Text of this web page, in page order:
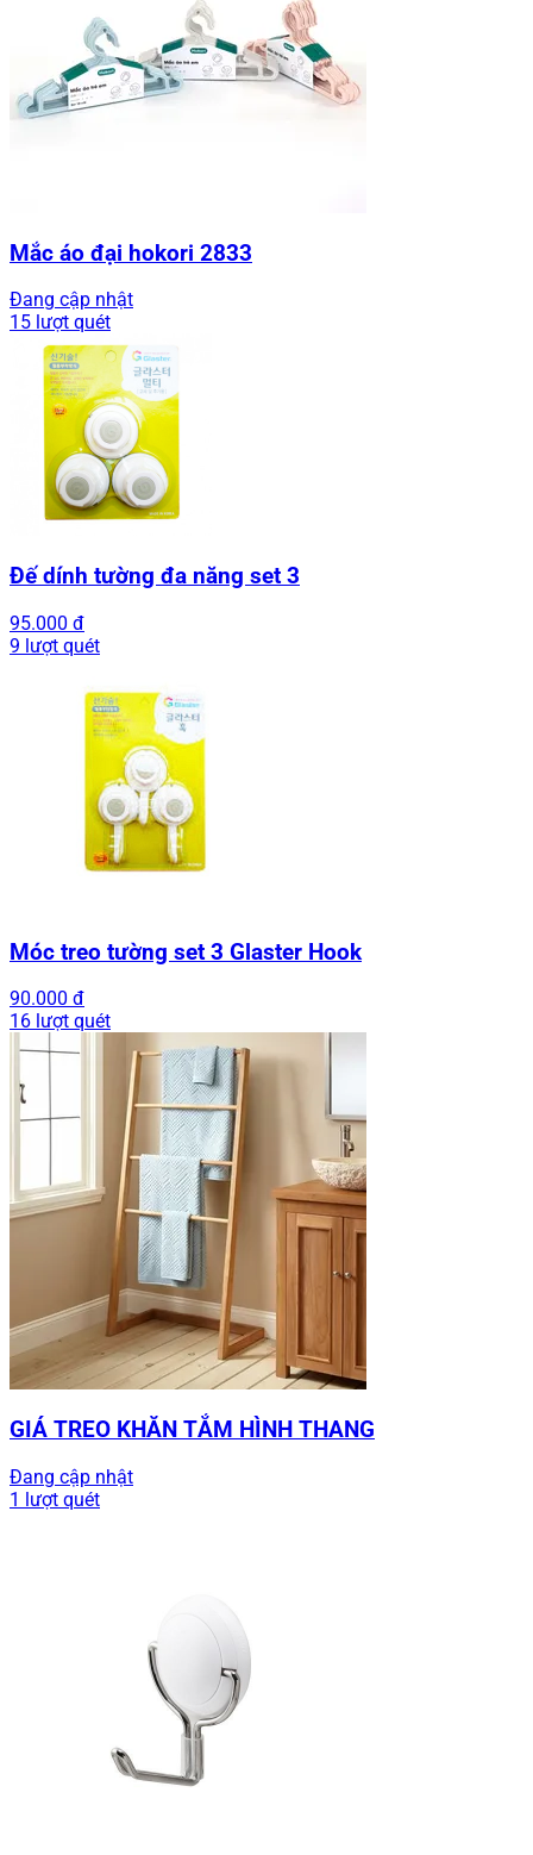
Mắc áo đại hokori 2833
Đang cập nhật
15 lượt quét
Đế dính tường đa năng set 3
95.000 đ
9 lượt quét
Móc treo tường set 3 Glaster Hook
90.000 đ
16 lượt quét
GIÁ TREO KHĂN TẮM HÌNH THANG
Đang cập nhật
1 lượt quét